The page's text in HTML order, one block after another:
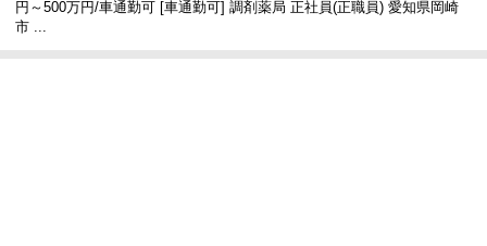
円～500万円/車通勤可 [車通勤可] 調剤薬局 正社員(正職員) 愛知県岡崎
市 ...